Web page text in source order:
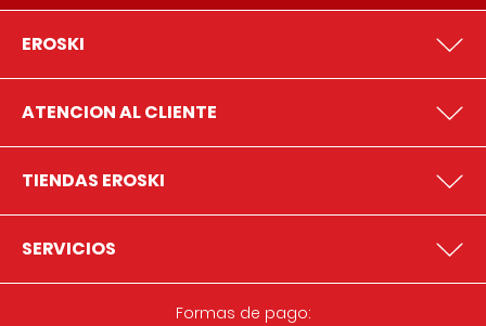
EROSKI
ATENCION AL CLIENTE
TIENDAS EROSKI
SERVICIOS
Formas de pago: